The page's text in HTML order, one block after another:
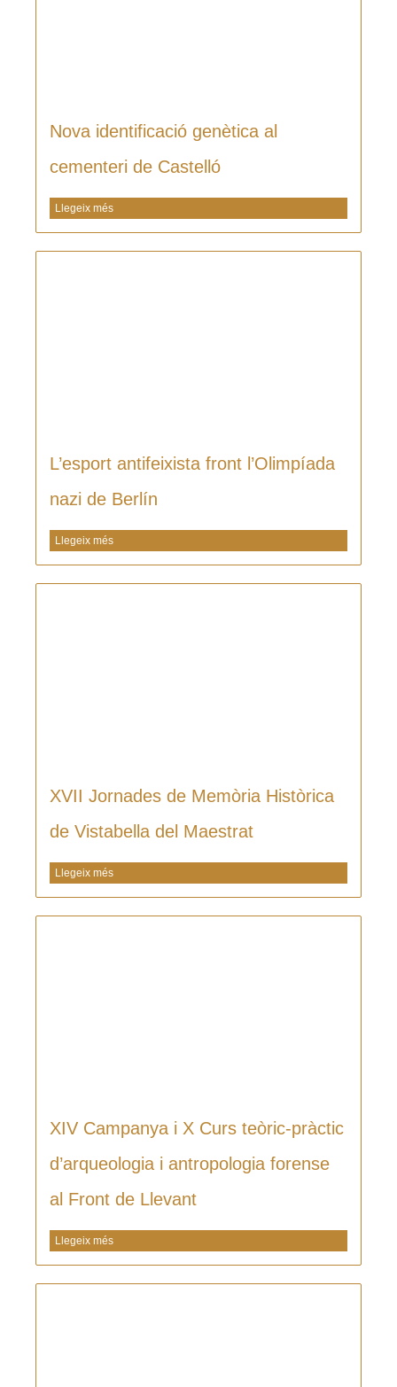
Nova identificació genètica al
cementeri de Castelló
Llegeix més
L’esport antifeixista front l’Olimpíada
nazi de Berlín
Llegeix més
XVII Jornades de Memòria Històrica
de Vistabella del Maestrat
Llegeix més
XIV Campanya i X Curs teòric-pràctic
d’arqueologia i antropologia forense
al Front de Llevant
Llegeix més